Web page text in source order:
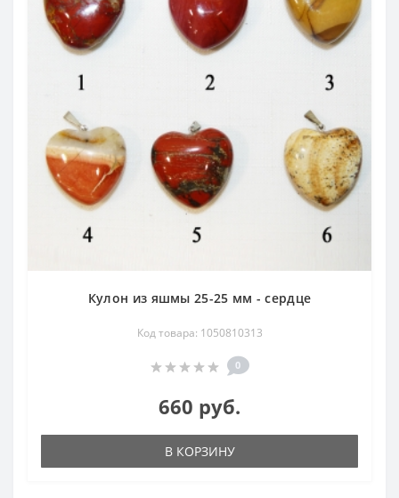
Кулон из яшмы 25-25 мм - сердце
Код товара: 1050810313
0
660 руб.
В КОРЗИНУ